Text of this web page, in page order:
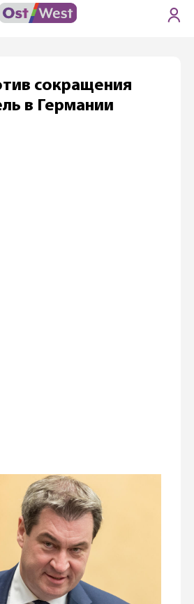
сокращения
в Германии